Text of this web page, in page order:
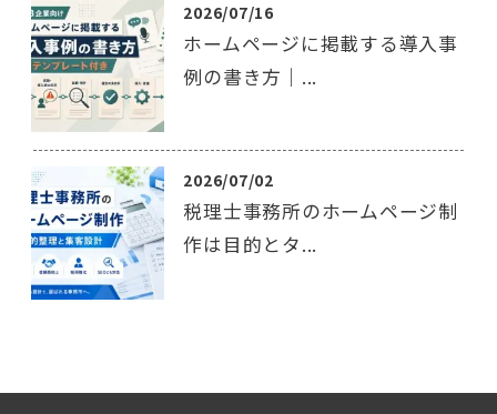
2026/07/16
ホームページに掲載する導入事
例の書き方｜...
2026/07/02
税理士事務所のホームページ制
作は目的とタ...